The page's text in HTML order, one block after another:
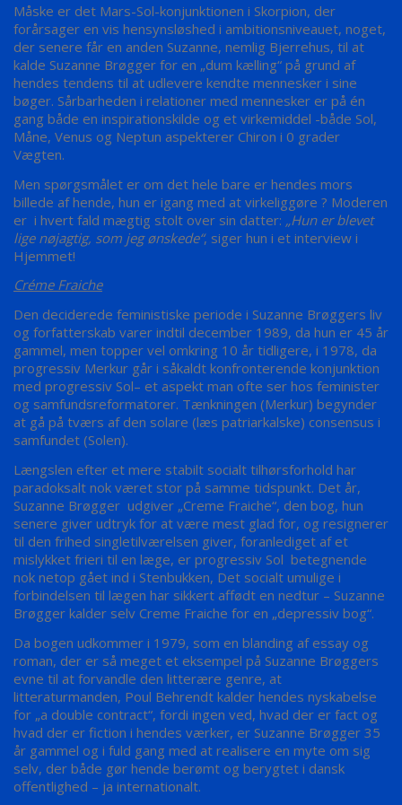
Måske er det Mars-Sol-konjunktionen i Skorpion, der
forårsager en vis hensynsløshed i ambitionsniveauet, noget,
der senere får en anden Suzanne, nemlig Bjerrehus, til at
kalde Suzanne Brøgger for en „dum kælling“ på grund af
hendes tendens til at udlevere kendte mennesker i sine
bøger. Sårbarheden i relationer med mennesker er på én
gang både en inspirationskilde og et virkemiddel -både Sol,
Måne, Venus og Neptun aspekterer Chiron i 0 grader
Vægten.
Men spørgsmålet er om det hele bare er hendes mors
billede af hende, hun er igang med at virkeliggøre ? Moderen
er i hvert fald mægtig stolt over sin datter: „Hun er blevet
lige nøjagtig, som jeg ønskede“, siger hun i et interview i
Hjemmet!
Créme Fraiche
Den deciderede feministiske periode i Suzanne Brøggers liv
og forfatterskab varer indtil december 1989, da hun er 45 år
gammel, men topper vel omkring 10 år tidligere, i 1978, da
progressiv Merkur går i såkaldt konfronterende konjunktion
med progressiv Sol– et aspekt man ofte ser hos feminister
og samfundsreformatorer. Tænkningen (Merkur) begynder
at gå på tværs af den solare (læs patriarkalske) consensus i
samfundet (Solen).
Længslen efter et mere stabilt socialt tilhørsforhold har
paradoksalt nok været stor på samme tidspunkt. Det år,
Suzanne Brøgger udgiver „Creme Fraiche“, den bog, hun
senere giver udtryk for at være mest glad for, og resignerer
til den frihed singletilværelsen giver, foranlediget af et
mislykket frieri til en læge, er progressiv Sol betegnende
nok netop gået ind i Stenbukken, Det socialt umulige i
forbindelsen til lægen har sikkert affødt en nedtur – Suzanne
Brøgger kalder selv Creme Fraiche for en „depressiv bog“.
Da bogen udkommer i 1979, som en blanding af essay og
roman, der er så meget et eksempel på Suzanne Brøggers
evne til at forvandle den litterære genre, at
litteraturmanden, Poul Behrendt kalder hendes nyskabelse
for „a double contract“, fordi ingen ved, hvad der er fact og
hvad der er fiction i hendes værker, er Suzanne Brøgger 35
år gammel og i fuld gang med at realisere en myte om sig
selv, der både gør hende berømt og berygtet i dansk
offentlighed – ja internationalt.